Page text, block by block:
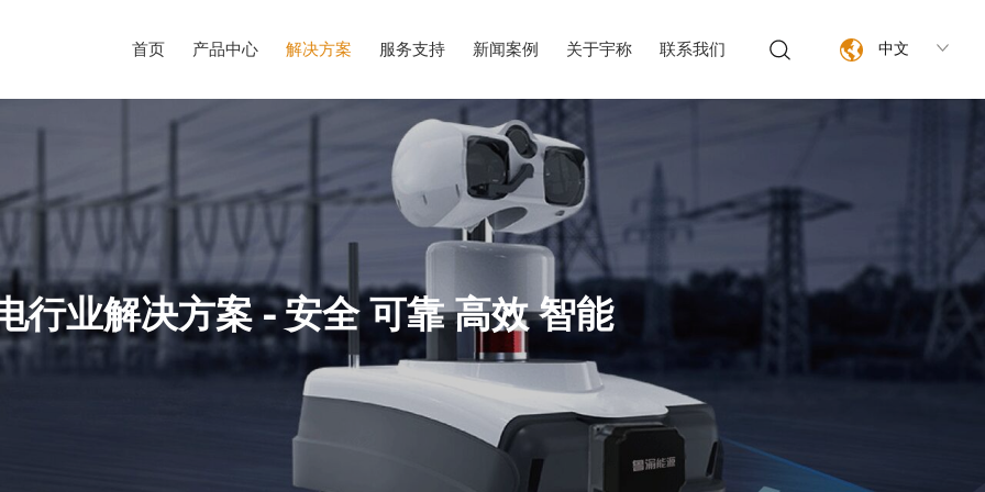
首页 产品中心 解决方案 服务支持 新闻案例 关于宇称 联系我们 中文
行业解决方案 - 安全 可靠 高效 智能